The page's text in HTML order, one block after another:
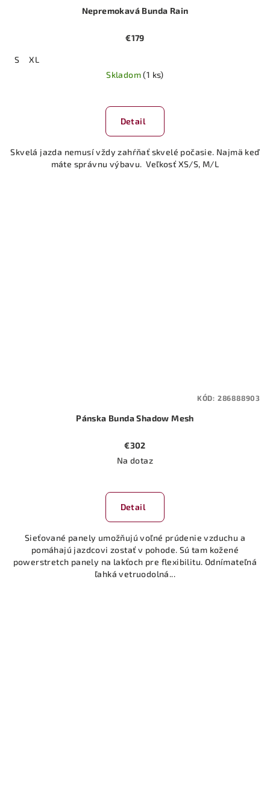
Nepremokavá Bunda Rain
€179
S
XL
Skladom(1 ks)
Detail
Skvelá jazda nemusí vždy zahŕňať skvelé počasie. Najmä keď
máte správnu výbavu. Veľkosť XS/S, M/L
Pánska Bunda Shadow Mesh
€302
Na dotaz
Detail
Sieťované panely umožňujú voľné prúdenie vzduchu a
pomáhajú jazdcovi zostať v pohode. Sú tam kožené
powerstretch panely na lakťoch pre flexibilitu. Odnímateľná
ľahká vetruodolná...
KÓD: 286888903